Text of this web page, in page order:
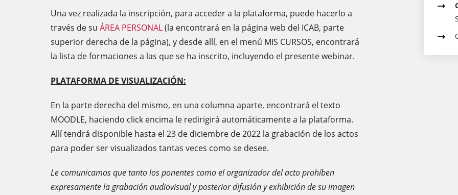
Una vez realizada la inscripción, para acceder a la plataforma, puede hacerlo a
través de su ÁREA PERSONAL(la encontrará en la página web del ICAB, parte
superior derecha de la página), y desde allí, en el menú MIS CURSOS, encontrará
la lista de formaciones a las que se ha inscrito, incluyendo el presente webinar.
PLATAFORMA DE VISUALIZACIÓN:
En la parte derecha del mismo, en una columna aparte, encontrará el texto
MOODLE, haciendo click encima le redirigirá automáticamente a la plataforma.
Allí tendrá disponible hasta el 23 de diciembre de 2022 la grabación de los actos
para poder ser visualizados tantas veces como se desee.
Le comunicamos que tanto los ponentes como el organizador del acto prohíben
expresamente la grabación audiovisual y posterior difusión y exhibición de su imagen